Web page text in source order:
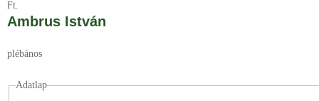
Ft.
Ambrus István
plébános
Adatlap